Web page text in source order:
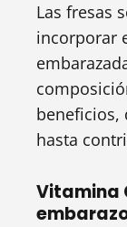
Las fresas
incorporar
beneficios,
hasta
Vitamina